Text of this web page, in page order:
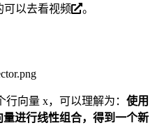
可以去看视频 。
向量 x，可以理解为： 使用
进行线性组合，得到一个新